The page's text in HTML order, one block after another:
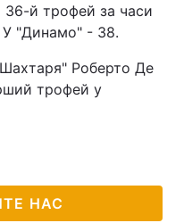
36-й трофей за часи
У "Динамо" - 38.
Роберто Де
трофей у
НАС